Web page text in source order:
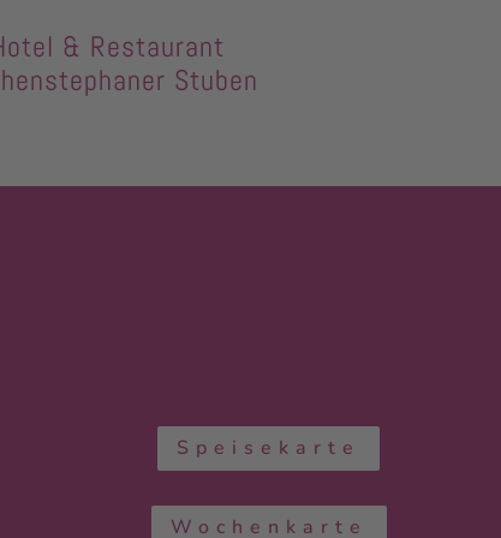
& Restaurant
Stuben
Speisekarte
Wochenkarte